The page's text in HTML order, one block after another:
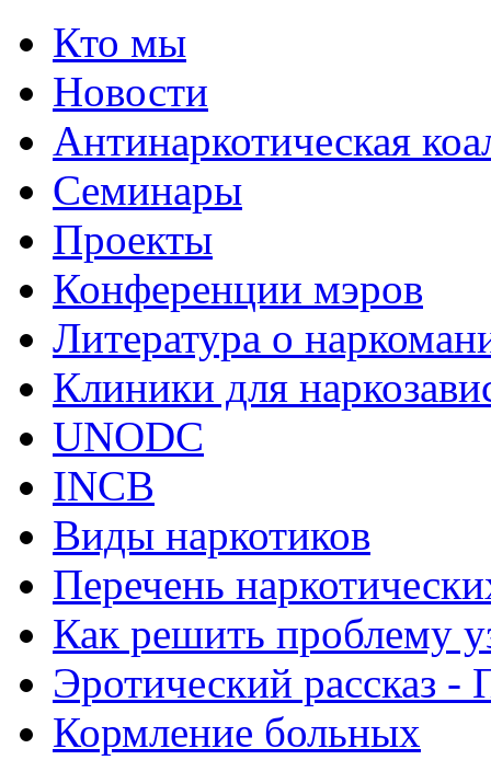
Кто мы
Новости
Антинаркотическая
Семинары
Проекты
Конференции мэров
Литература о
Клиники для
UNODC
INCB
Виды наркотиков
Перечень
Как решить проблему
Эротический рассказ -
Кормление больных